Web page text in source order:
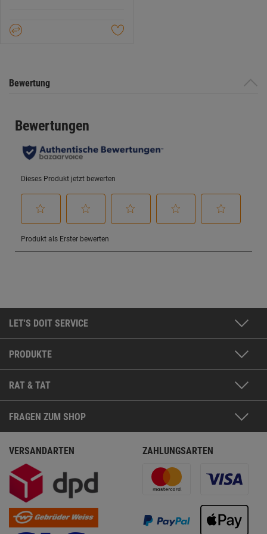
Bewertung
LET'S DOIT SERVICE
PRODUKTE
RAT & TAT
FRAGEN ZUM SHOP
VERSANDARTEN ZAHLUNGSARTEN